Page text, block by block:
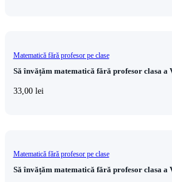
Matematică fără profesor pe clase
Să învățăm matematică fără profesor clasa a
33,00 lei
Matematică fără profesor pe clase
Să învățăm matematică fără profesor clasa a